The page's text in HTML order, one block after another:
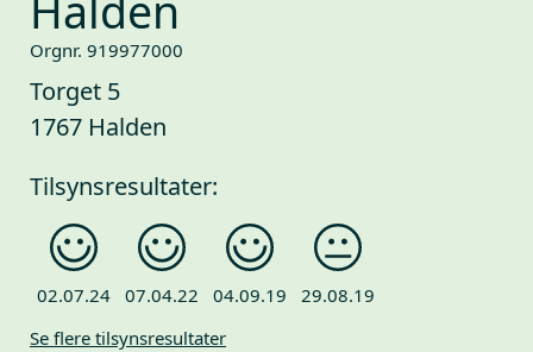
Orgnr. 919977000
Torget 5
1767 Halden
Tilsynsresultater:
02.07.24 07.04.22 04.09.19
29.08.19
Se flere tilsynsresultater